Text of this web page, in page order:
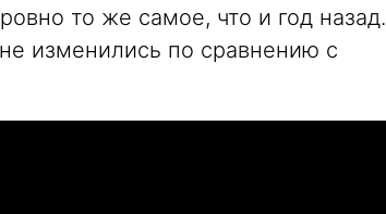
то же самое, что и год назад.
изменились по сравнению с